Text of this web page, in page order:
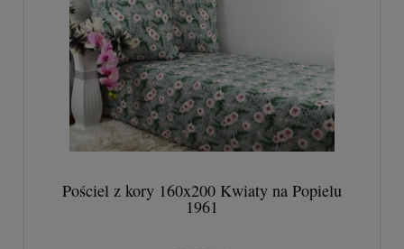
Pościel z kory 160x200 Kwiaty na Popielu
1961